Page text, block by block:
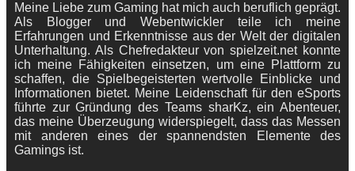
Meine Liebe zum Gaming hat mich auch beruflich geprägt.
Als Blogger und Webentwickler teile ich meine
Erfahrungen und Erkenntnisse aus der Welt der digitalen
Unterhaltung. Als Chefredakteur von spielzeit.net konnte
ich meine Fähigkeiten einsetzen, um eine Plattform zu
schaffen, die Spielbegeisterten wertvolle Einblicke und
Informationen bietet. Meine Leidenschaft für den eSports
führte zur Gründung des Teams sharKz, ein Abenteuer,
das meine Überzeugung widerspiegelt, dass das Messen
mit anderen eines der spannendsten Elemente des
Gamings ist.